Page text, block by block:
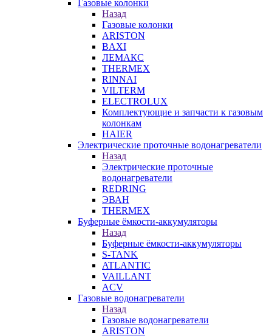
Газовые колонки
Назад
Газовые колонки
ARISTON
BAXI
ЛЕМАКС
THERMEX
RINNAI
VILTERM
ELECTROLUX
Комплектующие и запчасти к газовым
колонкам
HAIER
Электрические проточные водонагреватели
Назад
Электрические проточные
водонагреватели
REDRING
ЭВАН
THERMEX
Буферные ёмкости-аккумуляторы
Назад
Буферные ёмкости-аккумуляторы
S-TANK
ATLANTIC
VAILLANT
ACV
Газовые водонагреватели
Назад
Газовые водонагреватели
ARISTON